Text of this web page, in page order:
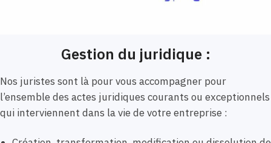
Gestion du juridique :
Nos juristes sont là pour vous accompagner pour
l’ensemble des actes juridiques courants ou exceptionnels
qui interviennent dans la vie de votre entreprise :